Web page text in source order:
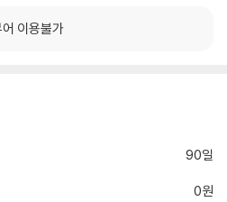
이용불가
90일
0원